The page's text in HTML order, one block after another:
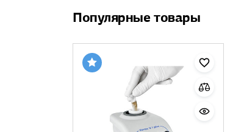
Популярные товары